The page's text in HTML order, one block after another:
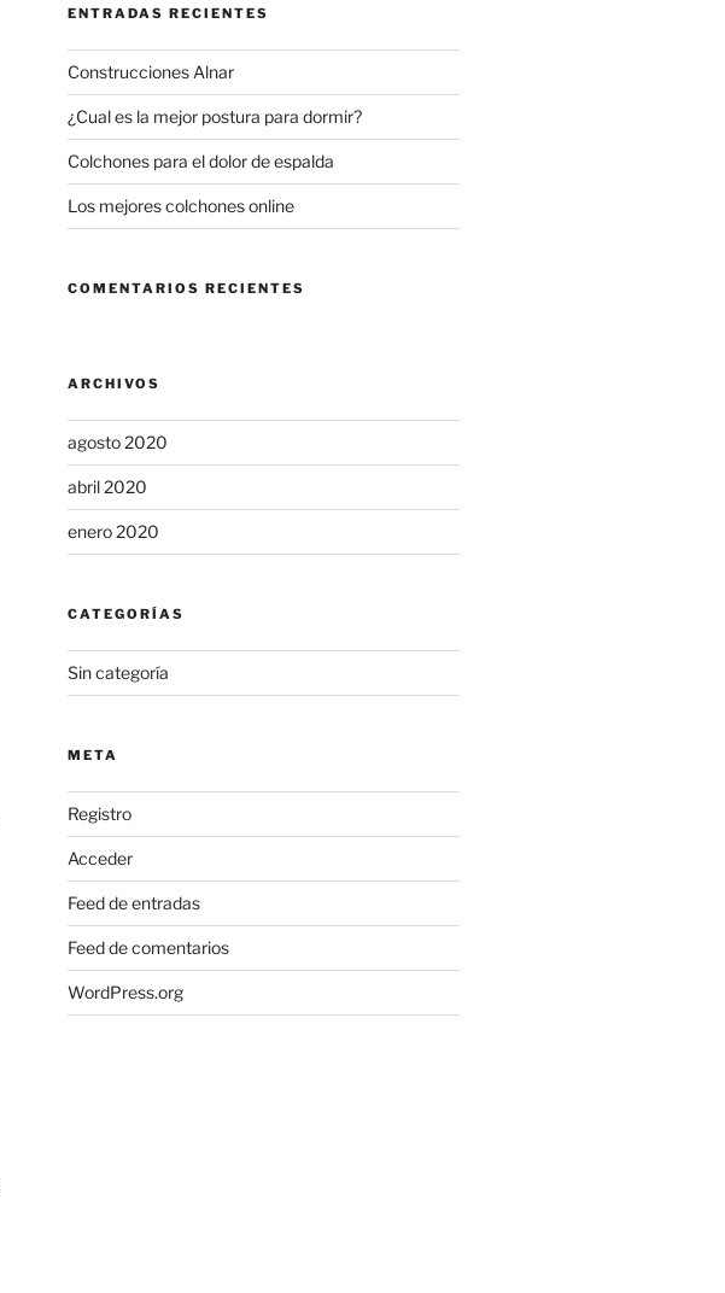
ENTRADAS RECIENTES
Construcciones Alnar
¿Cual es la mejor postura para dormir?
Colchones para el dolor de espalda
Los mejores colchones online
COMENTARIOS RECIENTES
ARCHIVOS
agosto 2020
abril 2020
enero 2020
CATEGORÍAS
Sin categoría
META
Registro
Acceder
Feed de entradas
Feed de comentarios
WordPress.org